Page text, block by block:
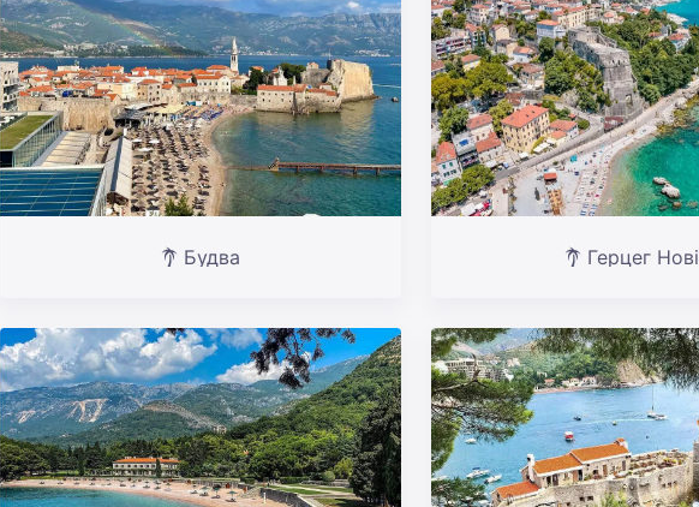
Будва Герцег Нові